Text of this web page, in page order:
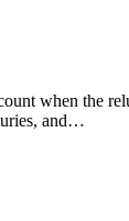
when the
and…